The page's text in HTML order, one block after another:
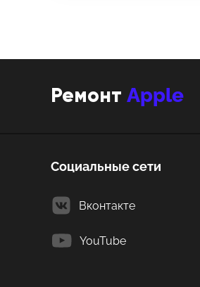
Ремонт Apple
Социальные сети
Вконтакте
YouTube